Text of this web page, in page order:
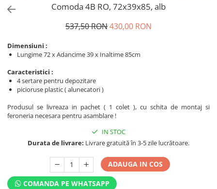
Comoda 4B RO, 72x39x85, alb
537,50 RON430,00 RON
Dimensiuni :
Lungime 72 x Adancime 39 x Inaltime 85cm
Caracteristici :
4 sertare pentru depozitare
picioruse plastic ( alunecatori )
Produsul se livreaza in pachet ( 1 colet ), cu schita de montaj si
feroneria necesara pentru asamblare !
IN STOC
Durata de livrare: Livrare gratuită în 3-5 zile lucrătoare.
ADAUGA IN COS
COMANDA PE WHATSAPP